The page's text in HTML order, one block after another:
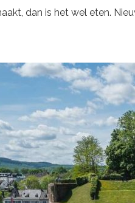
dan is het wel eten.